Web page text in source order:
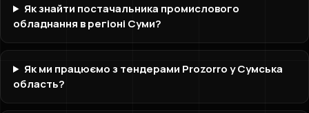
Як знайти постачальника промислового
обладнання в регіоні Суми?
Як ми працюємо з тендерами Prozorro у Сумська
область?